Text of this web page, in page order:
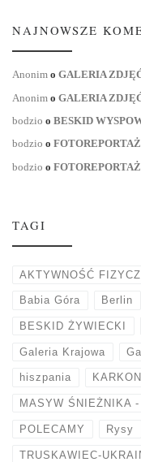
NAJNOWSZE
Anonim o GALERIA
Anonim o GALERIA
bodzio o BESKID
bodzio o
bodzio o
TAGI
AKTYWNOŚĆ
Babia Góra Berlin
BESKID ŻYWIECKI
Galeria Krajowa
hiszpania
MASYW ŚNIEŻNIKA
POLECAMY Rysy
TRUSKAWIEC-